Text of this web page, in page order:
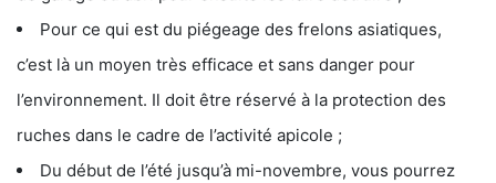
Pour ce qui est du piégeage des frelons asiatiques,
c’est là un moyen très efficace et sans danger pour
l’environnement. Il doit être réservé à la protection des
ruches dans le cadre de l’activité apicole ;
Du début de l’été jusqu’à mi-novembre, vous pourrez